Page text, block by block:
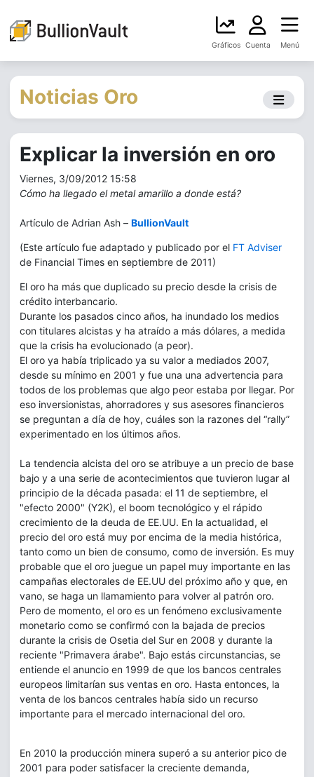
Gráficos Cuenta Menú
Noticias Oro
Explicar la inversión en oro
Viernes, 3/09/2012 15:58
Cómo ha llegado el metal amarillo a donde está?
Artículo de Adrian Ash – BullionVault
(Este artículo fue adaptado y publicado por el FT Adviser
de Financial Times en septiembre de 2011)
El oro ha más que duplicado su precio desde la crisis de
crédito interbancario.
Durante los pasados cinco años, ha inundado los medios
con titulares alcistas y ha atraído a más dólares, a medida
que la crisis ha evolucionado (a peor).
El oro ya había triplicado ya su valor a mediados 2007,
desde su mínimo en 2001 y fue una una advertencia para
todos de los problemas que algo peor estaba por llegar. Por
eso inversionistas, ahorradores y sus asesores financieros
se preguntan a día de hoy, cuáles son la razones del “rally”
experimentado en los últimos años.
La tendencia alcista del oro se atribuye a un precio de base
bajo y a una serie de acontecimientos que tuvieron lugar al
principio de la década pasada: el 11 de septiembre, el
"efecto 2000" (Y2K), el boom tecnológico y el rápido
crecimiento de la deuda de EE.UU. En la actualidad, el
precio del oro está muy por encima de la media histórica,
tanto como un bien de consumo, como de inversión. Es muy
probable que el oro juegue un papel muy importante en las
campañas electorales de EE.UU del próximo año y que, en
vano, se haga un llamamiento para volver al patrón oro.
Pero de momento, el oro es un fenómeno exclusivamente
monetario como se confirmó con la bajada de precios
durante la crisis de Osetia del Sur en 2008 y durante la
reciente "Primavera árabe". Bajo estás circunstancias, se
entiende el anuncio en 1999 de que los bancos centrales
europeos limitarían sus ventas en oro. Hasta entonces, la
venta de los bancos centrales había sido un recurso
importante para el mercado internacional del oro.
En 2010 la producción minera superó a su anterior pico de
2001 para poder satisfacer la creciente demanda,